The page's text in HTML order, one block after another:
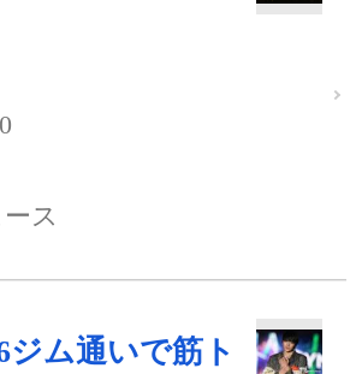
ス
ジム通いで筋ト